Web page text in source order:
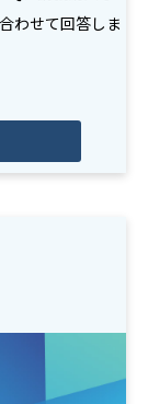
わせて回答しま